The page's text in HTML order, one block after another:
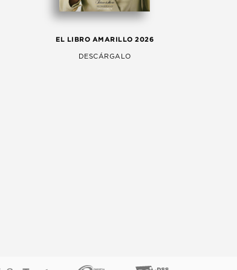
EL LIBRO AMARILLO 2026
DESCÁRGALO